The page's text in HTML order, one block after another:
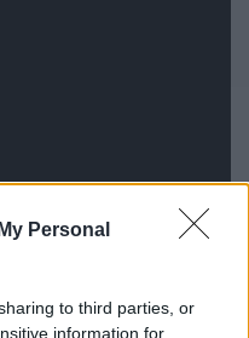
Personal
to third parties, or
information for